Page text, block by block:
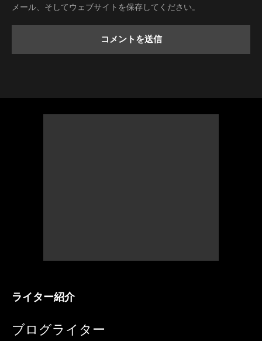
メール、そしてウェブサイトを保存してください。
ライター紹介
ブログライター